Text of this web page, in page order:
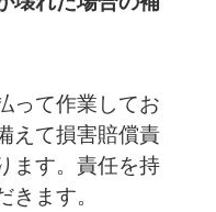
って作業してお
えて損害賠償責
ます。責任を持
きます。